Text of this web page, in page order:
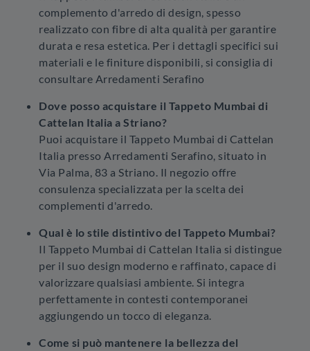
complemento d'arredo di design, spesso
realizzato con fibre di alta qualità per garantire
durata e resa estetica. Per i dettagli specifici sui
materiali e le finiture disponibili, si consiglia di
consultare Arredamenti Serafino
Dove posso acquistare il Tappeto Mumbai di
Cattelan Italia a Striano?
Puoi acquistare il Tappeto Mumbai di Cattelan
Italia presso Arredamenti Serafino, situato in
Via Palma, 83 a Striano. Il negozio offre
consulenza specializzata per la scelta dei
complementi d'arredo.
Qual è lo stile distintivo del Tappeto Mumbai?
Il Tappeto Mumbai di Cattelan Italia si distingue
per il suo design moderno e raffinato, capace di
valorizzare qualsiasi ambiente. Si integra
perfettamente in contesti contemporanei
aggiungendo un tocco di eleganza.
Come si può mantenere la bellezza del